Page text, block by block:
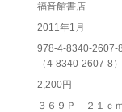
福音館書店
2011年1月
978-4-8340-2607-8
（4-8340-2607-8 ）
2,200円
３６９Ｐ ２１ｃｍ